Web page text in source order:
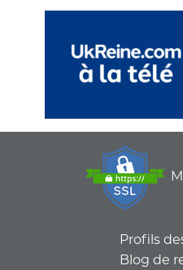
Profils
Blog de